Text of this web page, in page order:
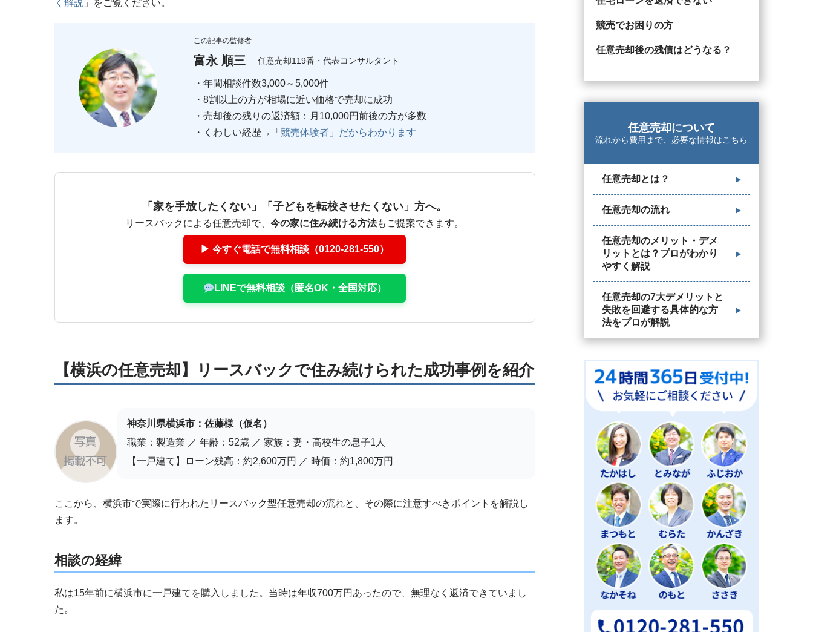
く解説 」をご覧ください。
この記事の監修者
富永 順三 任意売却119番・代表コンサルタント
・年間相談件数3,000～5,000件
・8割以上の方が相場に近い価格で売却に成功
・売却後の残りの返済額：月10,000円前後の方が多数
・くわしい経歴→「 競売体験者」だからわかります
「家を手放したくない」「子どもを転校させたくない」方へ。
リースバックによる任意売却で、 今の家に住み続ける方法もご提案できます。
▶ 今すぐ電話で無料相談（0120-281-550）
LINEで無料相談（匿名OK・全国対応）
【横浜の任意売却】リースバックで住み続けられた成功事例を紹介
神奈川県横浜市：佐藤様（仮名）
職業：製造業 ／ 年齢：52歳 ／ 家族：妻・高校生の息子1人
【一戸建て】ローン残高：約2,600万円 ／ 時価：約1,800万円
ここから、横浜市で実際に行われたリースバック型任意売却の流れと、その際に注意すべきポイントを解説し
ます。
相談の経緯
私は15年前に横浜市に一戸建てを購入しました。当時は年収700万円あったので、無理なく返済できていまし
た。
競売でお困りの方
任意売却後の残債はどうなる？
任意売却について
流れから費用まで、必要な情報はこちら
任意売却とは？
任意売却の流れ
任意売却のメリット・デメ
リットとは？プロがわかり
やすく解説
任意売却の7大デメリットと
失敗を回避する具体的な方
法をプロが解説